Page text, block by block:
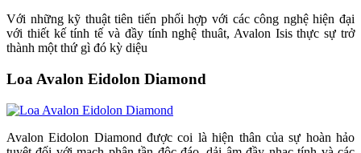
Với những kỹ thuật tiên tiến phối hợp với các công nghệ hiện đại
với thiết kế tính tế và đầy tính nghệ thuât, Avalon Isis thực sự trở
thành một thứ gì đó kỳ diệu
Loa Avalon Eidolon Diamond
Avalon Eidolon Diamond được coi là hiện thân của sự hoàn hảo